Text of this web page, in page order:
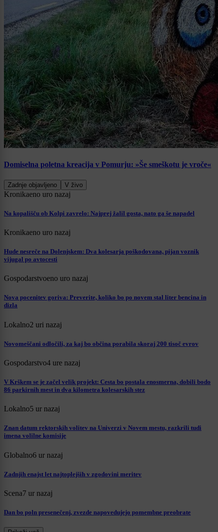
Domiselna poletna kreacija v Pomurju: »Še smeškotu je vroče«
Zadnje objavljeno V živo
Kronikaeno uro nazaj
Na kopališču ob Kolpi zavrelo: Najprej žalil gosta, nato ga še napadel
Kronikaeno uro nazaj
Hude nesreče na Dolenjskem: Dva kolesarja poškodovana, pijan voznik
vijugal po avtocesti
Gospodarstvoeno uro nazaj
Nova pocenitev goriva: Preverite, koliko bo po novem stal liter bencina in
dizla
Lokalno2 uri nazaj
Novomeščani odločili, za kaj bo občina porabila skoraj 200 tisoč evrov
Gospodarstvo4 ure nazaj
V Krškem se je začel velik projekt: Cesta bo postala enosmerna, dobili bodo
86 parkirnih mest in dva kilometra kolesarskih stez
Lokalno5 ur nazaj
Znan datum rektorskih volitev na Univerzi v Novem mestu, razkrili tudi
imena volilne komisije
Globalno6 ur nazaj
Zadnjih enajst let najtoplejših v zgodovini meritev
Scena7 ur nazaj
Dan bo poln presenečenj, zvezde napovedujejo pomembne preobrate